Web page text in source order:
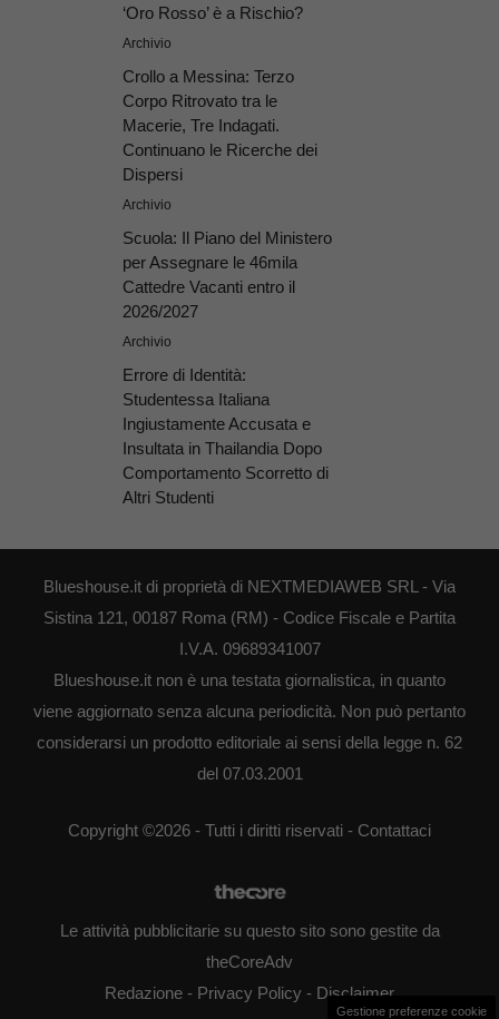
‘Oro Rosso’ è a Rischio?
Archivio
Crollo a Messina: Terzo
Corpo Ritrovato tra le
Macerie, Tre Indagati.
Continuano le Ricerche dei
Dispersi
Archivio
Scuola: Il Piano del Ministero
per Assegnare le 46mila
Cattedre Vacanti entro il
2026/2027
Archivio
Errore di Identità:
Studentessa Italiana
Ingiustamente Accusata e
Insultata in Thailandia Dopo
Comportamento Scorretto di
Altri Studenti
Blueshouse.it di proprietà di NEXTMEDIAWEB SRL - Via
Sistina 121, 00187 Roma (RM) - Codice Fiscale e Partita
I.V.A. 09689341007
Blueshouse.it non è una testata giornalistica, in quanto
viene aggiornato senza alcuna periodicità. Non può pertanto
considerarsi un prodotto editoriale ai sensi della legge n. 62
del 07.03.2001
Copyright ©2026 - Tutti i diritti riservati - Contattaci
Le attività pubblicitarie su questo sito sono gestite da
theCoreAdv
Redazione - Privacy Policy - Disclaimer
Gestione preferenze cookie